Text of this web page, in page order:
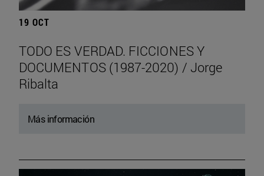
19 OCT
TODO ES VERDAD. FICCIONES Y
DOCUMENTOS (1987-2020) / Jorge
Ribalta
Más información